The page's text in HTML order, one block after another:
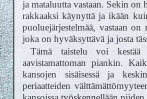
ja mataluutta vastaan. Sekin
rakkaaksi käynyttä ja ikään
puoluejärjestelmää, vastaan
joka on hyväksyttävä ja josta
Tämä taistelu voi
aavistamattoman piankin.
kansojen sisäisessä ja
periaatteiden